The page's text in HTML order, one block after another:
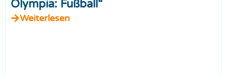
Olympia: Fußball“
Weiterlesen